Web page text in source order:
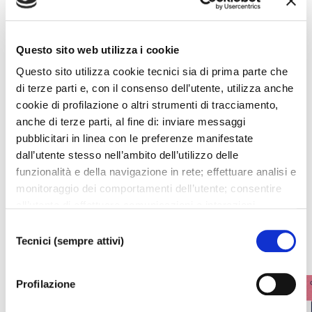
Questo sito web utilizza i cookie
Questo sito utilizza cookie tecnici sia di prima parte che
di terze parti e, con il consenso dell’utente, utilizza anche
cookie di profilazione o altri strumenti di tracciamento,
anche di terze parti, al fine di: inviare messaggi
pubblicitari in linea con le preferenze manifestate
dall’utente stesso nell’ambito dell’utilizzo delle
funzionalità e della navigazione in rete; effettuare analisi e
monitoraggio dei comportamenti dell’utente; consentire
TUTTI”, l’utente acconsente all’uso di tutti i cookie non
tecnici, inclusi quindi quelli di profilazione, analitici e
social. Il consenso è facoltativo e può essere revocato in
qualsiasi momento. Se l’utente desidera modificare le
delTecnici (sempre attivi)
Profilazione
SCARICA NOTE DI SALA
I prossimi eventi
Gli appuntamenti della settimana